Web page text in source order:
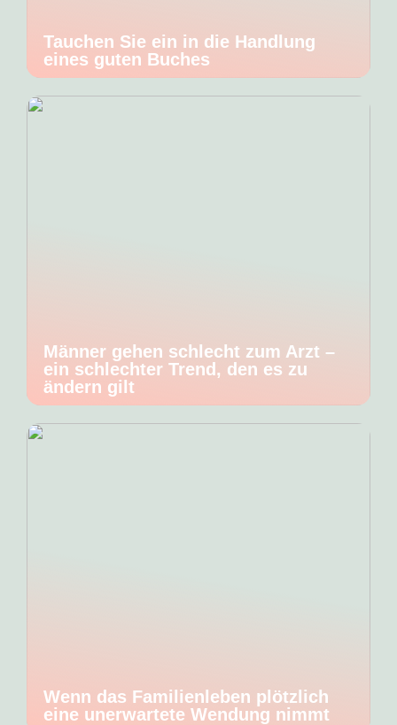
Tauchen Sie ein in die Handlung
eines guten Buches
Männer gehen schlecht zum Arzt –
ein schlechter Trend, den es zu
ändern gilt
Wenn das Familienleben plötzlich
eine unerwartete Wendung nimmt